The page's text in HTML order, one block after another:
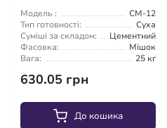
Модель :
CM-12
Тип готовності:
Суха
Суміші за складом:
Цементний
Фасовка:
Мішок
Вага:
25 кг
630.05 грн
До кошика